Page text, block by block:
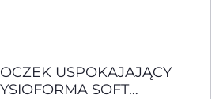
USPOKAJAJĄCY
SOFT